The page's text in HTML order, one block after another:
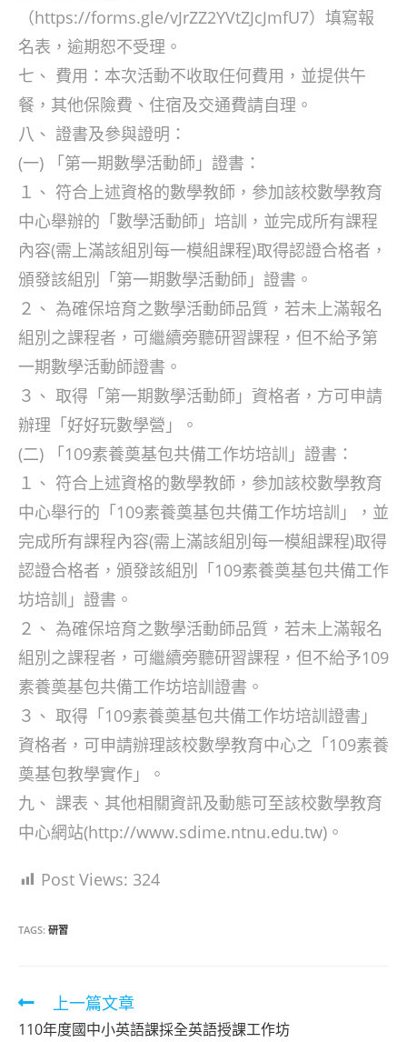
（https://forms.gle/vJrZZ2YVtZJcJmfU7）填寫報
名表，逾期恕不受理。
七、 費用：本次活動不收取任何費用，並提供午
餐，其他保險費、住宿及交通費請自理。
八、 證書及參與證明：
(一) 「第一期數學活動師」證書：
１、 符合上述資格的數學教師，參加該校數學教育
中心舉辦的「數學活動師」培訓，並完成所有課程
內容(需上滿該組別每一模組課程)取得認證合格者，
頒發該組別「第一期數學活動師」證書。
２、 為確保培育之數學活動師品質，若未上滿報名
組別之課程者，可繼續旁聽研習課程，但不給予第
一期數學活動師證書。
３、 取得「第一期數學活動師」資格者，方可申請
辦理「好好玩數學營」。
(二) 「109素養奠基包共備工作坊培訓」證書：
１、 符合上述資格的數學教師，參加該校數學教育
中心舉行的「109素養奠基包共備工作坊培訓」，並
完成所有課程內容(需上滿該組別每一模組課程)取得
認證合格者，頒發該組別「109素養奠基包共備工作
坊培訓」證書。
２、 為確保培育之數學活動師品質，若未上滿報名
組別之課程者，可繼續旁聽研習課程，但不給予109
素養奠基包共備工作坊培訓證書。
３、 取得「109素養奠基包共備工作坊培訓證書」
資格者，可申請辦理該校數學教育中心之「109素養
奠基包教學實作」。
九、 課表、其他相關資訊及動態可至該校數學教育
中心網站(http://www.sdime.ntnu.edu.tw)。
Post Views: 324
TAGS: 研習
Read
more
上一篇文章
110年度國中小英語課採全英語授課工作坊